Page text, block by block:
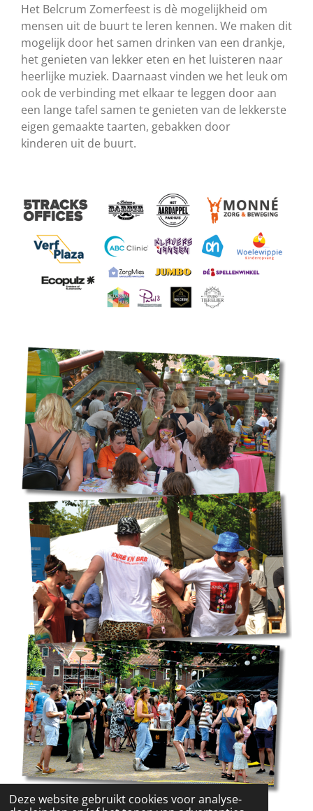
Deze website gebruikt cookies voor analyse-
Het Belcrum Zomerfeest is dè mogelijkheid om
mensen uit de buurt te leren kennen. We maken dit
mogelijk door het samen drinken van een drankje,
het genieten van lekker eten en het luisteren naar
heerlijke muziek. Daarnaast vinden we het leuk om
ook de verbinding met elkaar te leggen door aan
een lange tafel samen te genieten van de lekkerste
eigen gemaakte taarten, gebakken door
kinderen uit de buurt.